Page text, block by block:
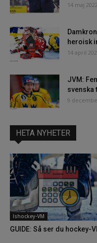
14 maj
heroisk
14 april
JVM:
svenska
9
HETA NYHETER
Ishockey-VM
GUIDE: Så ser du hockey-